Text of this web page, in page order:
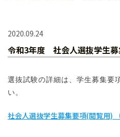
2020.09.24
令和3年度 社会人選抜学生募
選抜試験の詳細は、学生募集要
い。
社会人選抜学生募集要項(閲覧用)